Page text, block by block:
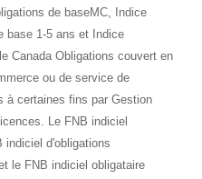
de baseMC, Indice
base 1-5 ans et Indice
Canada Obligations couvert en
ou de service de
à certaines fins par Gestion
Le FNB indiciel
indiciel d'obligations
le FNB indiciel obligataire